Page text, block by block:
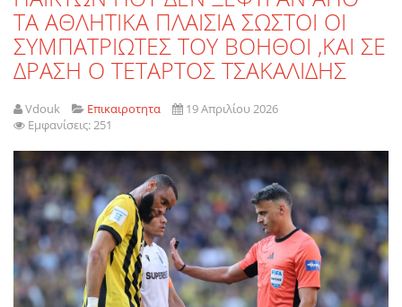
ΤΑ ΑΘΛΗΤΙΚΑ ΠΛΑΙΣΙΑ ΣΩΣΤΟΙ ΟΙ
ΣΥΜΠΑΤΡΙΩΤΕΣ ΤΟΥ ΒΟΗΘΟΙ ,ΚΑΙ ΣΕ
ΔΡΑΣΗ Ο ΤΕΤΑΡΤΟΣ ΤΣΑΚΑΛΙΔΗΣ
Vdouk Επικαιροτητα
19 Απριλίου 2026
Εμφανίσεις: 251